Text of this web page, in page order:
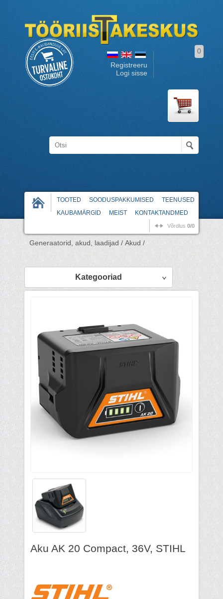
Registreeru
Logi sisse
0
TOOTED SOODUSPAKKUMISED
TEENUSED
KAUBAMÄRGID
MEIST KONTAKTANDMED
Võrdlus 0/0
Generaatorid, akud, laadijad / Akud /
Kategooriad
Aku AK 20 Compact, 36V, STIHL